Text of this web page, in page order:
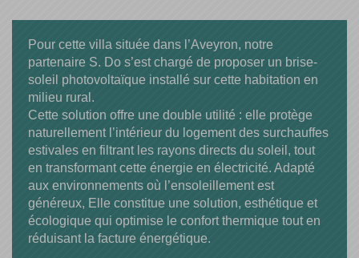
Pour cette villa située dans l’Aveyron, notre
partenaire S. Do s’est chargé de proposer un brise-
soleil photovoltaïque installé sur cette habitation en
milieu rural.
Cette solution offre une double utilité : elle protège
naturellement l’intérieur du logement des surchauffes
estivales en filtrant les rayons directs du soleil, tout
en transformant cette énergie en électricité. Adapté
aux environnements où l’ensoleillement est
généreux, Elle constitue une solution, esthétique et
écologique qui optimise le confort thermique tout en
réduisant la facture énergétique.